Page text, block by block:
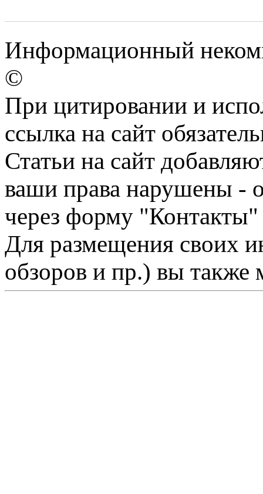
Информационный
©
При цитировании и
ссылка на сайт
Статьи на сайт
ваши права нарушены -
через форму "Контакты"
Для размещения своих
обзоров и пр.) вы также